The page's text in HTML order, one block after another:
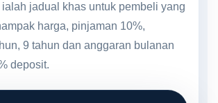
jadual khas untuk pembeli yang
harga, pinjaman 10%,
9 tahun dan anggaran bulanan
deposit.